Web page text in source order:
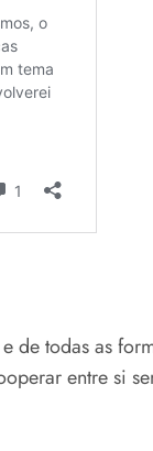
todas as
entre si